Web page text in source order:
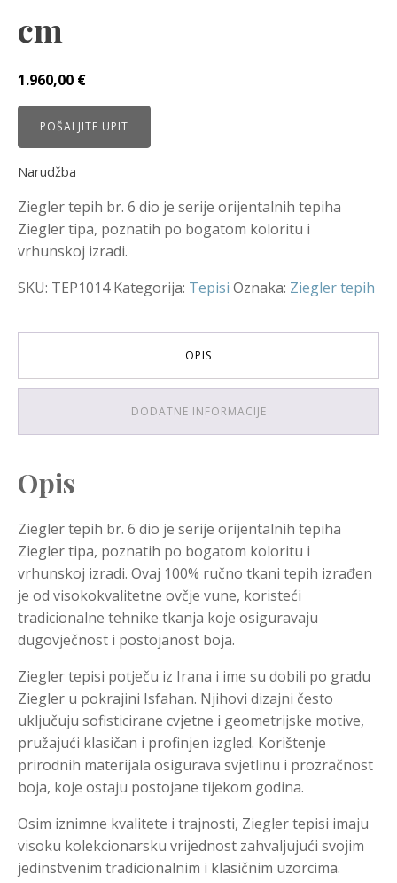
cm
1.960,00 €
POŠALJITE UPIT
Narudžba
Ziegler tepih br. 6 dio je serije orijentalnih tepiha
Ziegler tipa, poznatih po bogatom koloritu i
vrhunskoj izradi.
SKU: TEP1014 Kategorija: Tepisi Oznaka: Ziegler tepih
OPIS
DODATNE INFORMACIJE
Opis
Ziegler tepih br. 6 dio je serije orijentalnih tepiha
Ziegler tipa, poznatih po bogatom koloritu i
vrhunskoj izradi. Ovaj 100% ručno tkani tepih izrađen
je od visokokvalitetne ovčje vune, koristeći
tradicionalne tehnike tkanja koje osiguravaju
dugovječnost i postojanost boja.
Ziegler tepisi potječu iz Irana i ime su dobili po gradu
Ziegler u pokrajini Isfahan. Njihovi dizajni često
uključuju sofisticirane cvjetne i geometrijske motive,
pružajući klasičan i profinjen izgled. Korištenje
prirodnih materijala osigurava svjetlinu i prozračnost
boja, koje ostaju postojane tijekom godina.
Osim iznimne kvalitete i trajnosti, Ziegler tepisi imaju
visoku kolekcionarsku vrijednost zahvaljujući svojim
jedinstvenim tradicionalnim i klasičnim uzorcima.